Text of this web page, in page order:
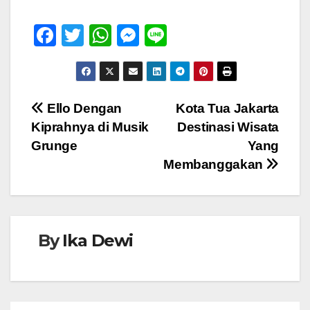
F
e
b
o
k
T
wi
tt
er
W
h
at
s
A
M
e
ss
n
n
e
Navigasi
pos
Kota Tua Jakarta
Destinasi Wisata
Yang
Membanggakan
Ello Dengan
Kiprahnya di Musik
Grunge
ByIka Dewi